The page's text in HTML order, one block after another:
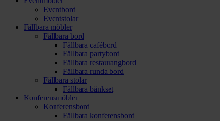
Eventbord
Eventstolar
Fällbara möbler
Fällbara bord
Fällbara cafébord
Fällbara partybord
Fällbara restaurangbord
Fällbara runda bord
Fällbara stolar
Fällbara bänkset
Konferensmöbler
Konferensbord
Fällbara konferensbord